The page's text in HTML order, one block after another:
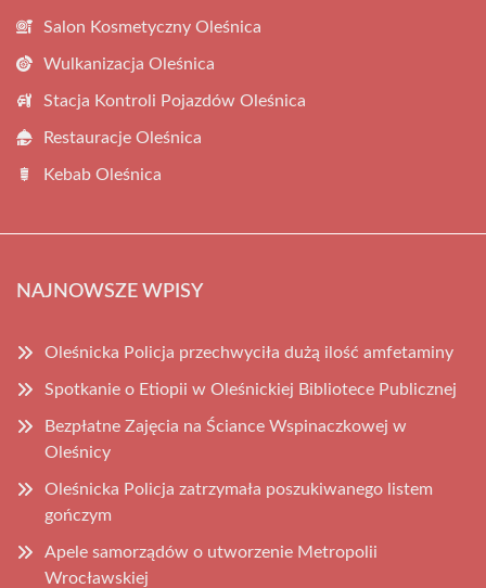
Salon Kosmetyczny Oleśnica
Wulkanizacja Oleśnica
Stacja Kontroli Pojazdów Oleśnica
Restauracje Oleśnica
Kebab Oleśnica
NAJNOWSZE WPISY
Oleśnicka Policja przechwyciła dużą ilość amfetaminy
Spotkanie o Etiopii w Oleśnickiej Bibliotece Publicznej
Bezpłatne Zajęcia na Ściance Wspinaczkowej w
Oleśnicy
Oleśnicka Policja zatrzymała poszukiwanego listem
gończym
Apele samorządów o utworzenie Metropolii
Wrocławskiej